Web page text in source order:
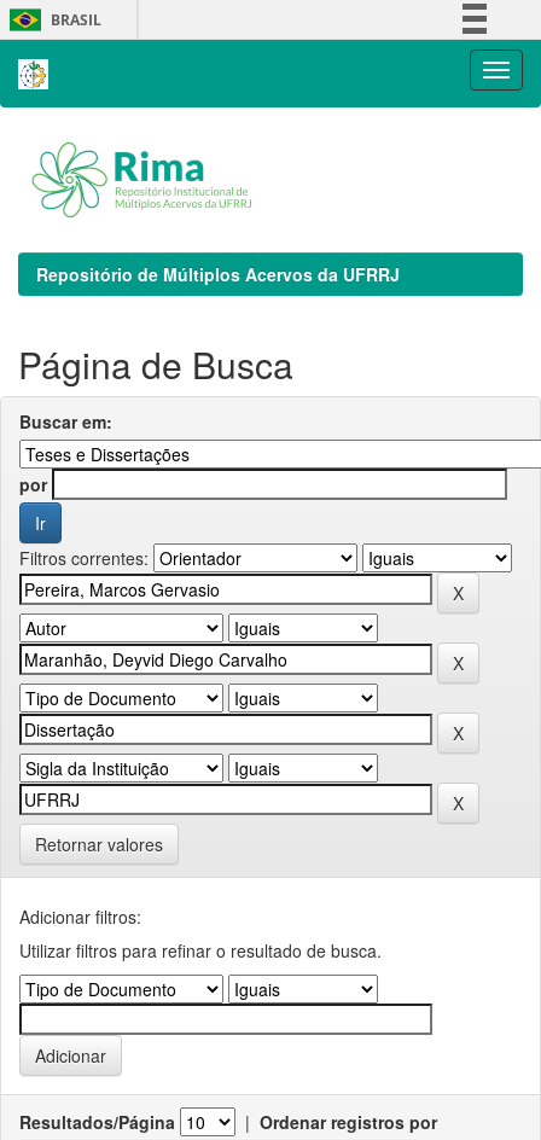
Skip
navigation
BRASIL
Repositório de Múltiplos Acervos da UFRRJ
Página de Busca
Buscar em:
por
Filtros correntes:
Retornar valores
Adicionar filtros:
Utilizar filtros para refinar o resultado de busca.
Resultados/Página | Ordenar registros por